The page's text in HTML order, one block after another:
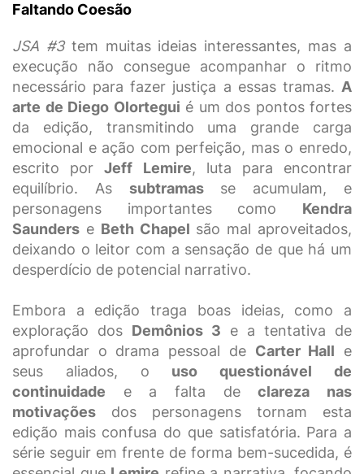
Faltando Coesão
JSA #3tem muitas ideias interessantes, mas a
execução não consegue acompanhar o ritmo
necessário para fazer justiça a essas tramas. A
arte de Diego Olortegui é um dos pontos fortes
da edição, transmitindo uma grande carga
emocional e ação com perfeição, mas o enredo,
escrito porJeff Lemire, luta para encontrar
equilíbrio. As subtramasse acumulam, e
personagens importantes como Kendra
Saunders e Beth Chapel são mal aproveitados,
deixando o leitor com a sensação de que há um
desperdício de potencial narrativo.
Embora a edição traga boas ideias, como a
exploração dos Demônios 3 e a tentativa de
aprofundar o drama pessoal de Carter Hall e
seus aliados, o uso questionável de
continuidade e a falta declareza nas
motivações dos personagens tornam esta
edição mais confusa do que satisfatória. Para a
série seguir em frente de forma bem-sucedida, é